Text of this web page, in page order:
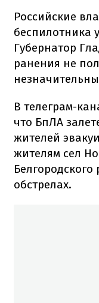
Российские
беспилотника
Губернатор
ранения не
В телеграм-
что БпЛА
жителей
жителям сел
обстрелах.